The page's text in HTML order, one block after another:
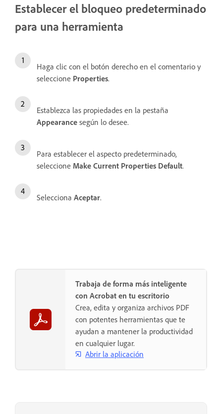
Establecer el bloqueo predeterminado
para una herramienta
Haga clic con el botón derecho en el comentario y
seleccione Properties.
Establezca las propiedades en la pestaña
Appearance según lo desee.
Para establecer el aspecto predeterminado,
seleccione Make Current Properties Default.
Selecciona Aceptar.
Trabaja de forma más inteligente
con Acrobat en tu escritorio
Crea, edita y organiza archivos PDF
con potentes herramientas que te
ayudan a mantener la productividad
en cualquier lugar.
Abrir la aplicación